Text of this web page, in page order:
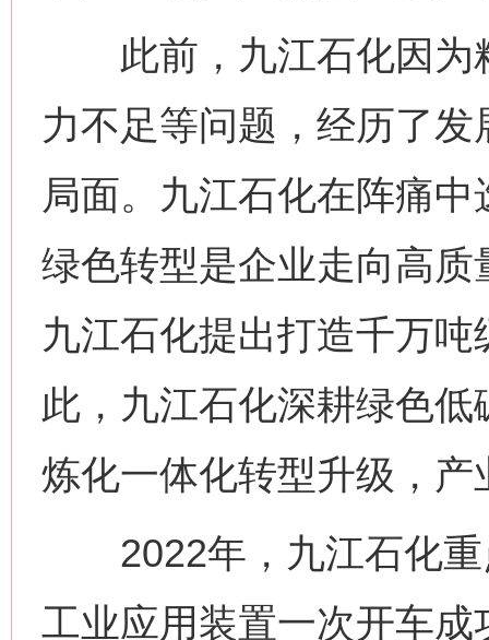
此前，九江石化因为
力不足等问题，经历了发
局面。九江石化在阵痛
绿色转型是企业走向高
九江石化提出打造千万
此，九江石化深耕绿色
炼化一体化转型升级，
2022年，九江石化重
工业应用装置一次开车